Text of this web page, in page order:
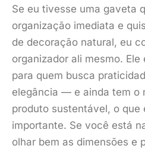
Se eu tivesse uma gaveta
organização imediata e
de decoração natural, eu
organizador ali mesmo.
para quem busca
elegância — e ainda tem o
produto sustentável, o que
importante. Se você está
olhar bem as dimensões e